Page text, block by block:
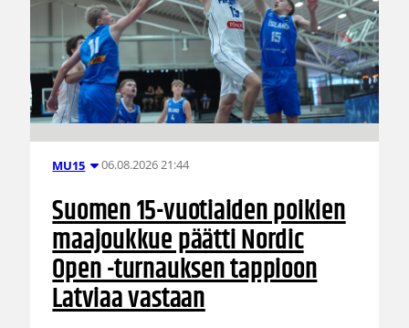
MU15 06.08.2026 21:44
Suomen 15-vuotiaiden poikien
maajoukkue päätti Nordic
Open -turnauksen tappioon
Latviaa vastaan